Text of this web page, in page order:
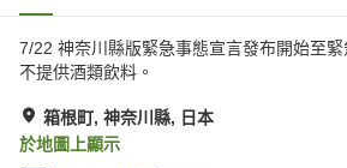
7/22 神奈川縣版緊急事態宣言發布開始至緊
不提供酒類飲料。
箱根町, 神奈川縣, 日本
於地圖上顯示